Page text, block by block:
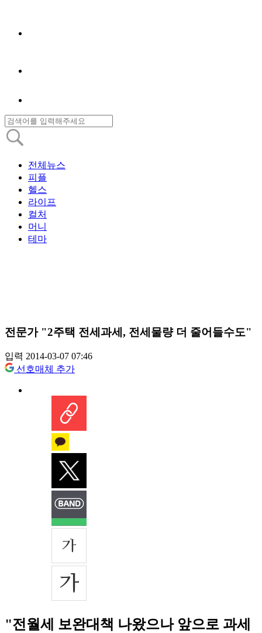
전체뉴스
피플
헬스
라이프
컬처
머니
테마
전문가 "2주택 전세과세, 전세물량 더 줄어들수도"
입력 2014-03-07 07:46
선호매체 추가
"전월세 보완대책 나왔으나 앞으로 과세